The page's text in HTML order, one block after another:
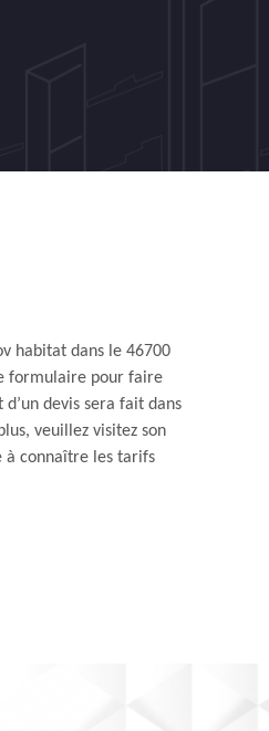
habitat dans le 46700
formulaire pour faire
devis sera fait dans
veuillez visitez son
à connaître les tarifs